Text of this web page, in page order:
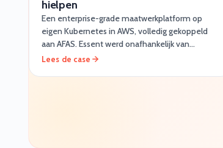
hielpen
Een enterprise-grade maatwerkplatform op
eigen Kubernetes in AWS, volledig gekoppeld
aan AFAS. Essent werd onafhankelijk van
Salesforce en bespaarde fors op licentiekosten.
Lees de case